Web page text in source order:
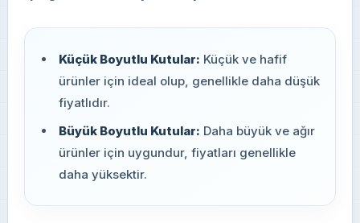
Küçük Boyutlu Kutular: Küçük ve hafif
ürünler için ideal olup, genellikle daha düşük
fiyatlıdır.
Büyük Boyutlu Kutular: Daha büyük ve ağır
ürünler için uygundur, fiyatları genellikle
daha yüksektir.